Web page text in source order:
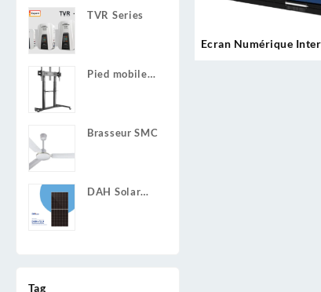
TVR Series
Pied mobile
Brasseur SMC
DAH Solar
Tag
Ecran Numérique